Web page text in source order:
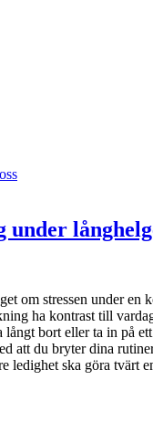
under
om stressen under en
ha kontrast till
långt bort eller ta in på
att du bryter dina
ledighet ska göra tvärt